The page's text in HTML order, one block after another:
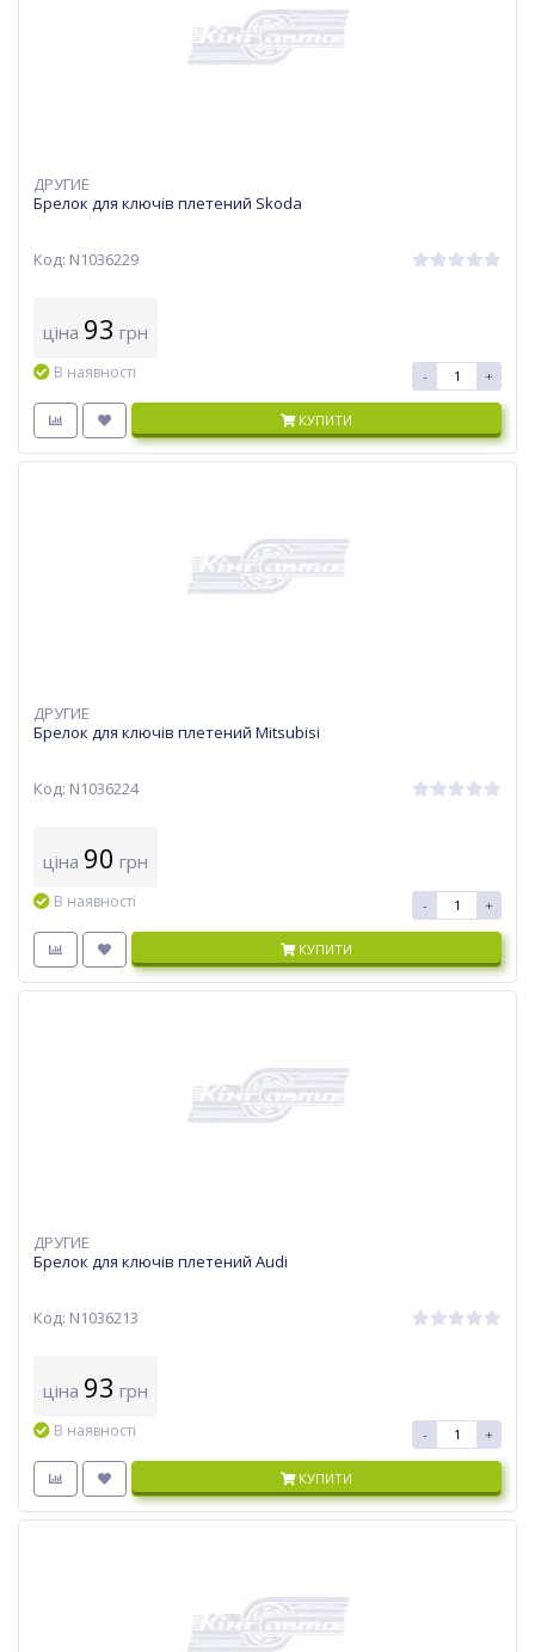
ДРУГИЕ
Брелок для ключів плетений Skoda
Код: N1036229
ціна 93 грн
В наявності - +
КУПИТИ
ДРУГИЕ
Брелок для ключів плетений Mitsubisi
Код: N1036224
ціна 90 грн
В наявності - +
КУПИТИ
ДРУГИЕ
Брелок для ключів плетений Audi
Код: N1036213
ціна 93 грн
В наявності - +
КУПИТИ